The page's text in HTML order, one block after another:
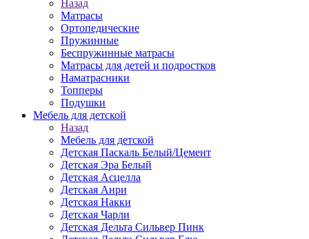
Назад
Матраcы
Ортопедические
Пружинные
Беспружинные матрасы
Матрасы для детей и подростков
Наматрасники
Топперы
Подушки
Мебель для детской
Назад
Мебель для детской
Детская Паскаль Белый/Цемент
Детская Эра Белый
Детская Асцелла
Детская Анри
Детская Накки
Детская Чарли
Детская Дельта Сильвер Пинк